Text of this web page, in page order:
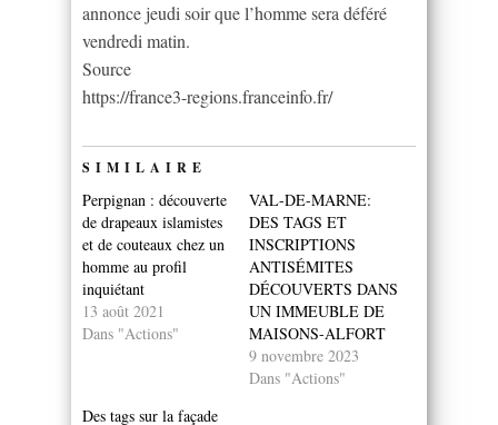
annonce jeudi soir que l’homme sera déféré
vendredi matin.
Source
https://france3-regions.franceinfo.fr/
SIMILAIRE
Perpignan : découverte
de drapeaux islamistes
et de couteaux chez un
homme au profil
inquiétant
13 août 2021
Dans "Actions"
VAL-DE-MARNE:
DES TAGS ET
INSCRIPTIONS
ANTISÉMITES
DÉCOUVERTS DANS
UN IMMEUBLE DE
MAISONS-ALFORT
9 novembre 2023
Dans "Actions"
Des tags sur la façade